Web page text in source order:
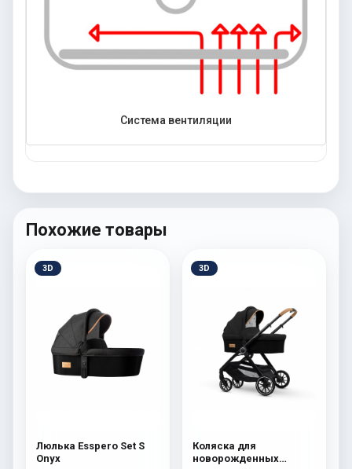
Система вентиляции
Похожие товары
3D
Люлька Esspero Set S
Onyx
3D
Коляска для
новорожденных